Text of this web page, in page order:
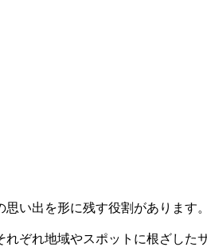
い出を形に残す役割があります。
ぞれ地域やスポットに根ざした